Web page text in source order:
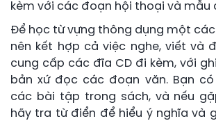
kèm với các đoạn hội thoại và mẫu
Để học từ vựng thông dụng một
nên kết hợp cả việc nghe, viết và
cung cấp các đĩa CD đi kèm, với
bản xứ đọc các đoạn văn. Bạn
các bài tập trong sách, và nếu
hãy tra từ điển để hiểu ý nghĩa và